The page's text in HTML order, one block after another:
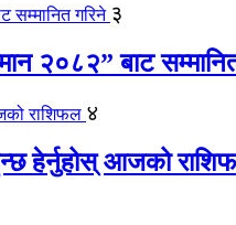
३
२०८२” बाट
४
हेर्नुहोस् आजको